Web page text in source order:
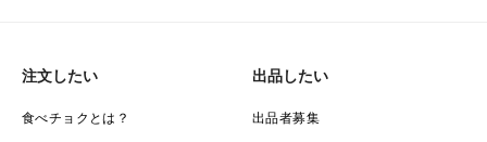
注文したい
食べチョクとは？
出品したい
出品者募集